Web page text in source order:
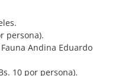
persona).
Andina Eduardo
10 por persona).